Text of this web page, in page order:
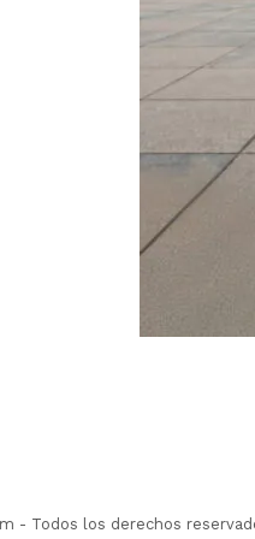
- Todos los derechos